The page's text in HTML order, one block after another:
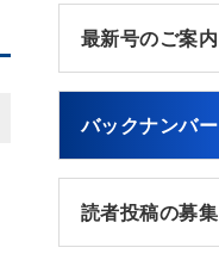
最新号のご案内
バックナンバー
読者投稿の募集